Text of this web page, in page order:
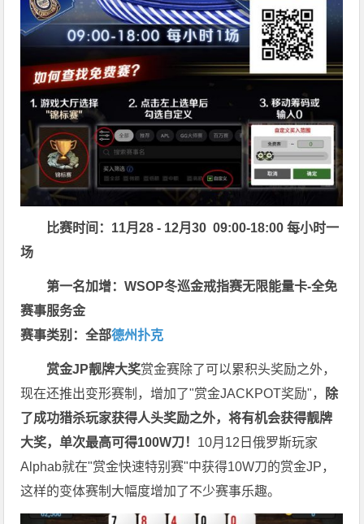
比赛时间：11月28 - 12月30 09:00-18:00 每小时一
场
第一名加增：WSOP冬巡金戒指赛无限能量卡-全免
赛事服务金
赛事类别：全部德州扑克
赏金JP靓牌大奖赏金赛除了可以累积头奖励之外，
现在还推出变形赛制，增加了"赏金JACKPOT奖励"，
除
了成功猎杀玩家获得人头奖励之外，将有机会获得靓牌
大奖，单次最高可得100W刀！ 10月12日俄罗斯玩家
Alphab就在"赏金快速特别赛"中获得10W刀的赏金JP，
这样的变体赛制大幅度增加了不少赛事乐趣。